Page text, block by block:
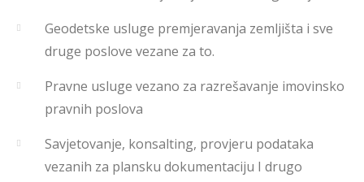
Geodetske usluge premjeravanja zemljišta i sve
druge poslove vezane za to.
Pravne usluge vezano za razrešavanje imovinsko
pravnih poslova
Savjetovanje, konsalting, provjeru podataka
vezanih za plansku dokumentaciju I drugo